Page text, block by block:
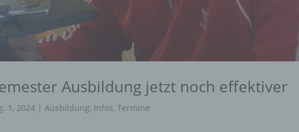
Ausbildung jetzt noch effektiver
1, 2024 |Ausbildung, Infos,Termine